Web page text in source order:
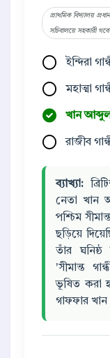
প্রাথমিক বিদ্যালয়
সচিবালয়ে সহকারী
ইন্দিরা
মহাত্মা
খান
রাজীব
ব্যাখ্যা:
নেতা খান
পশ্চিম
ছড়িয়ে
তাঁর
'সীমান্ত
ভূষিত করা
গাফফার